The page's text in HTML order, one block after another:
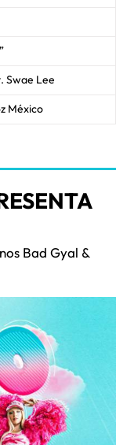
Swae Lee
México
Bad Gyal &